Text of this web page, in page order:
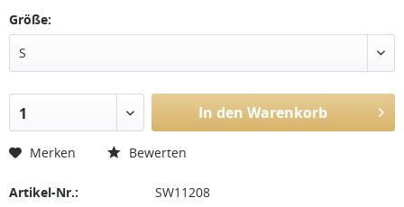
Größe:
S
1 In den Warenkorb
Merken Bewerten
Artikel-Nr.: SW11208